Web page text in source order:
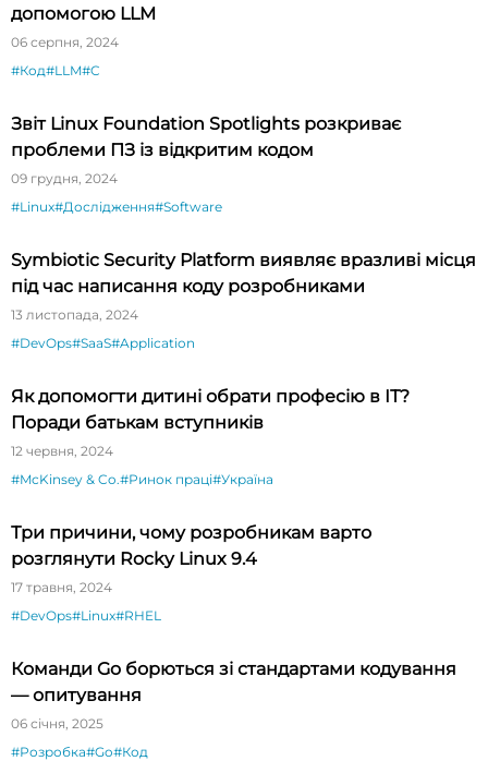
допомогою LLM
06 серпня, 2024
#Код#LLM#C
Звіт Linux Foundation Spotlights розкриває
проблеми ПЗ із відкритим кодом
09 грудня, 2024
#Linux#Дослідження#Software
Symbiotic Security Platform виявляє вразливі місця
під час написання коду розробниками
13 листопада, 2024
#DevOps#SaaS#Application
Як допомогти дитині обрати професію в ІТ?
Поради батькам вступників
12 червня, 2024
#McKinsey & Co.#Ринок праці#Україна
Три причини, чому розробникам варто
розглянути Rocky Linux 9.4
17 травня, 2024
#DevOps#Linux#RHEL
Команди Go борються зі стандартами кодування
— опитування
06 січня, 2025
#Розробка#Go#Код